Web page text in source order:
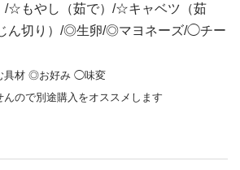
/☆もやし（茹で）/☆キャベツ（茹
ん切り）/◎生卵/◎マヨネーズ/◯チー
具材 ◎お好み ◯味変
ので別途購入をオススメします